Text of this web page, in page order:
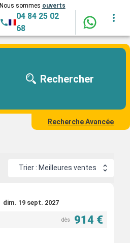
Nous sommes ouverts
04 84 25 02
68
Rechercher
Recherche Avancée
Trier : Meilleures ventes
dim. 19 sept. 2027
dès 914 €